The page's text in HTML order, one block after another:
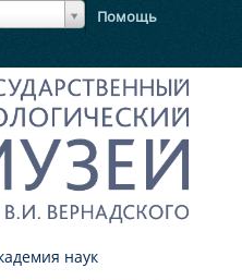
Помощь
наук